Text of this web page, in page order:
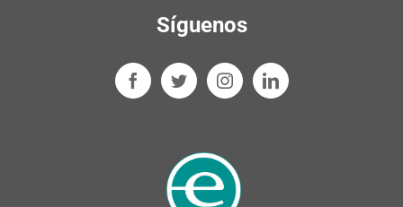
Síguenos